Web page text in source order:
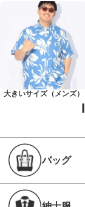
大きいサイズ（メンズ）
バッグ